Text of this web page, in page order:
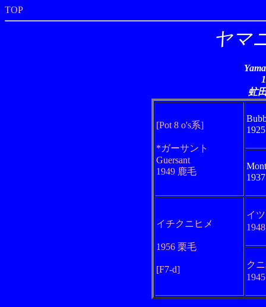
TOP
ヤマ
虻
[Pot 8 o's系]
*ガーサント
Guersant
1949 鹿毛
イチクニヒメ
1956 栗毛
[F7-d]
イ
ク